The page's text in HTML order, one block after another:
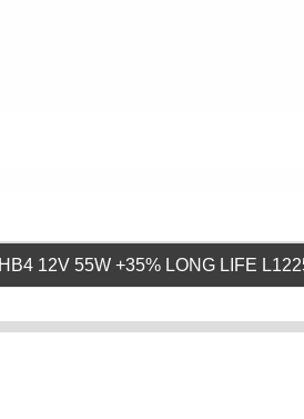
12V 55W +35% LONG LIFE